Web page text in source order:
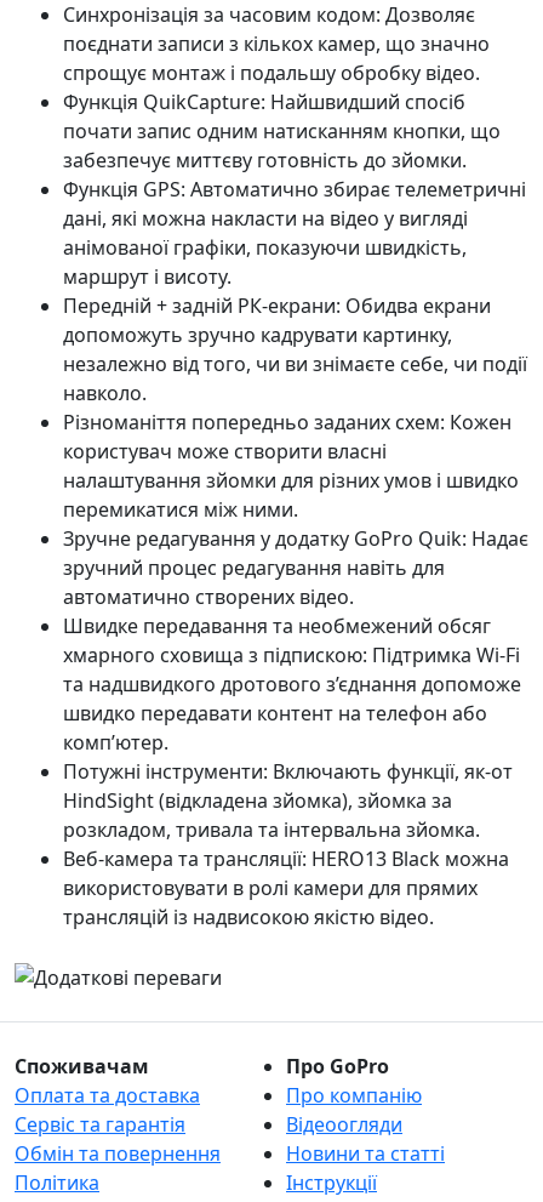
Синхронізація за часовим кодом: Дозволяє
поєднати записи з кількох камер, що значно
спрощує монтаж і подальшу обробку відео.
Функція QuikCapture: Найшвидший спосіб
почати запис одним натисканням кнопки, що
забезпечує миттєву готовність до зйомки.
Функція GPS: Автоматично збирає телеметричні
дані, які можна накласти на відео у вигляді
анімованої графіки, показуючи швидкість,
маршрут і висоту.
Передній + задній РК-екрани: Обидва екрани
допоможуть зручно кадрувати картинку,
незалежно від того, чи ви знімаєте себе, чи події
навколо.
Різноманіття попередньо заданих схем: Кожен
користувач може створити власні
налаштування зйомки для різних умов і швидко
перемикатися між ними.
Зручне редагування у додатку GoPro Quik: Надає
зручний процес редагування навіть для
автоматично створених відео.
Швидке передавання та необмежений обсяг
хмарного сховища з підпискою: Підтримка Wi-Fi
та надшвидкого дротового з’єднання допоможе
швидко передавати контент на телефон або
комп’ютер.
Потужні інструменти: Включають функції, як-от
HindSight (відкладена зйомка), зйомка за
розкладом, тривала та інтервальна зйомка.
Веб-камера та трансляції: HERO13 Black можна
використовувати в ролі камери для прямих
трансляцій із надвисокою якістю відео.
Споживачам
Оплата та доставка
Сервіс та гарантія
Обмін та повернення
Політика
Про GoPro
Про компанію
Відеоогляди
Новини та статті
Інструкції